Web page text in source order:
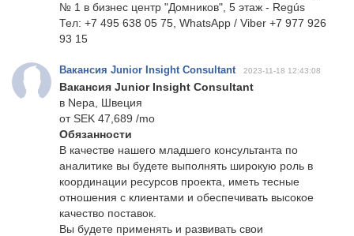
№ 1 в бизнес центр "Домников", 5 этаж - Regús
Тел: +7 495 638 05 75, WhatsApp / Viber +7 977 926
93 15
Вакансия Junior Insight Consultant 2023-11-18 12:43:08
Вакансия Junior Insight Consultant
в Nepa, Швеция
от SEK 47,689 /mo
Обязанности
В качестве нашего младшего консультанта по
аналитике вы будете выполнять широкую роль в
координации ресурсов проекта, иметь тесные
отношения с клиентами и обеспечивать высокое
качество поставок.
Вы будете применять и развивать свои